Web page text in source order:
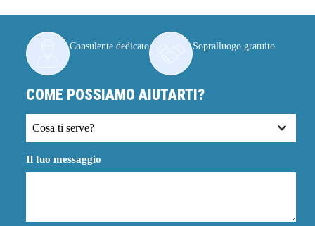
Consulente dedicato Sopralluogo gratuito
COME POSSIAMO AIUTARTI?
Cosa ti serve?
Il tuo messaggio